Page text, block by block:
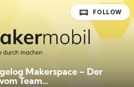
Makerspace – Der
Team
FOLLOW